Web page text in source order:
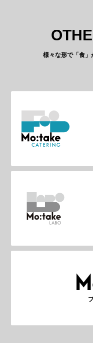
様々な形で「食」